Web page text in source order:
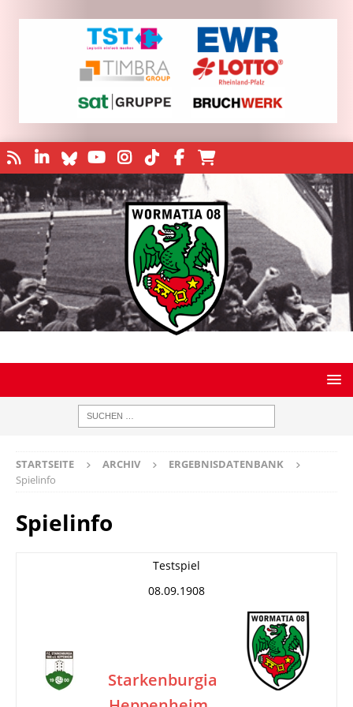
STARTSEITE ARCHIV
ERGEBNISDATENBANK
Spielinfo
Spielinfo
Testspiel
08.09.1908
Starkenburgia